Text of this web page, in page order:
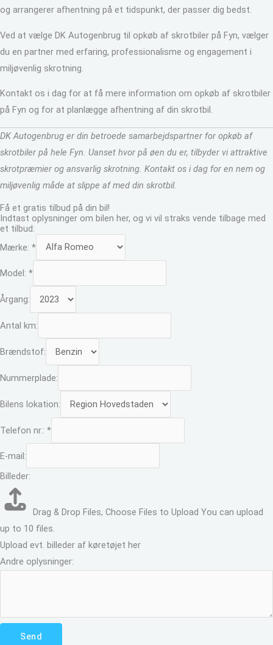
og arrangerer afhentning på et tidspunkt, der passer dig bedst.
Ved at vælge DK Autogenbrug til opkøb af skrotbiler på Fyn, vælger
du en partner med erfaring, professionalisme og engagement i
miljøvenlig skrotning.
Kontakt os i dag for at få mere information om opkøb af skrotbiler
på Fyn og for at planlægge afhentning af din skrotbil.
DK Autogenbrug er din betroede samarbejdspartner for opkøb af
skrotbiler på hele Fyn. Uanset hvor på øen du er, tilbyder vi attraktive
skrotpræmier og ansvarlig skrotning. Kontakt os i dag for en nem og
miljøvenlig måde at slippe af med din skrotbil.
Få et gratis tilbud på din bil!
Indtast oplysninger om bilen her, og vi vil straks vende tilbage med
et tilbud:
Mærke: *
Model: *
Årgang:
Antal km:
Brændstof:
Nummerplade:
Bilens lokation:
Telefon nr.: *
E-mail:
Billeder:
Drag & Drop Files, Choose Files to Upload You can upload
up to 10 files.
Upload evt. billeder af køretøjet her
Andre oplysninger:
Send